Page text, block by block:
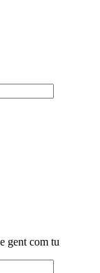
gent com tu